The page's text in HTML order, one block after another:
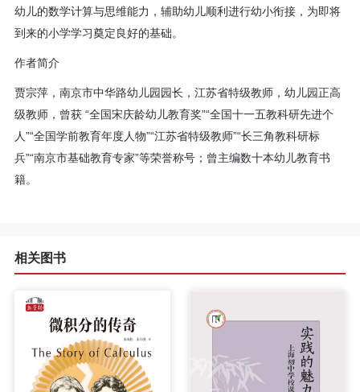
于
幼儿的数学计算与思维能力，辅助幼儿顺利进行幼小衔接，为即将
到来的小学学习奠定良好的基础。
作者简介
贾宗萍，南京市中华路幼儿园园长，江苏省特级教师，幼儿园正高
级教师，曾获 “全国宋庆龄幼儿教育奖”“全国十一五教科研先进个
人”“全国学前教育年度人物”“江苏省特级教师”“长三角教科研标
兵”“南京市基础教育专家”等荣誉称号；曾主编数十本幼儿教育书
籍。
相关图书